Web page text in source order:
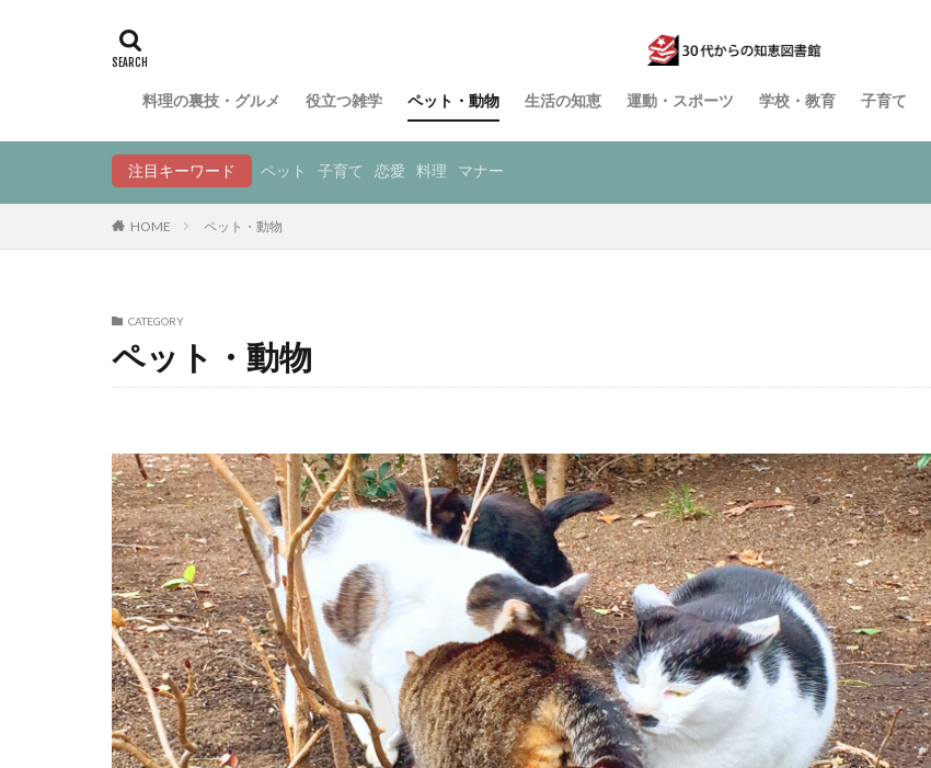
料理の裏技・グルメ 役立つ雑学 ペット・動物 生活の知恵 運動・スポーツ 学校・教育 子育て
注目キーワード ペット 子育て 恋愛 料理 マナー
HOME ペット・動物
CATEGORY
ペット・動物